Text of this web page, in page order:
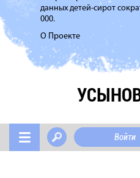
данных детей-сирот
000.
О Проекте
Войти